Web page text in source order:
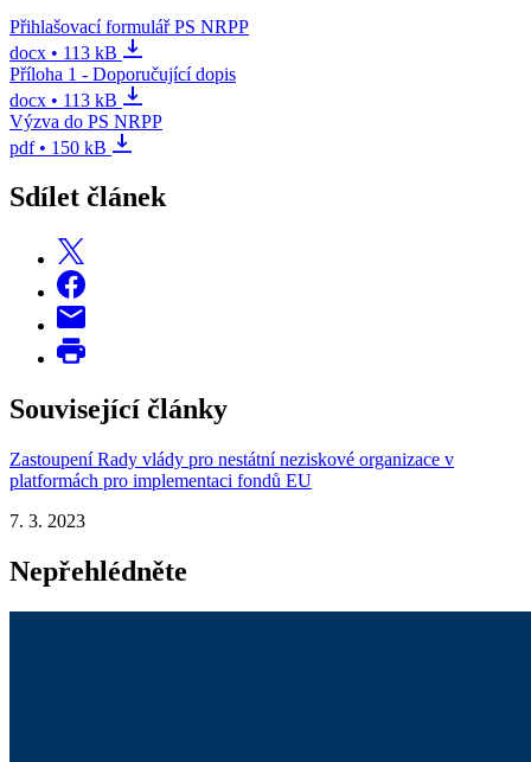
Přihlašovací formulář PS NRPP
docx • 113 kB
Příloha 1 - Doporučující dopis
docx • 113 kB
Výzva do PS NRPP
pdf • 150 kB
Sdílet článek
Související články
Zastoupení Rady vlády pro nestátní neziskové organizace v
platformách pro implementaci fondů EU
7. 3. 2023
Nepřehlédněte